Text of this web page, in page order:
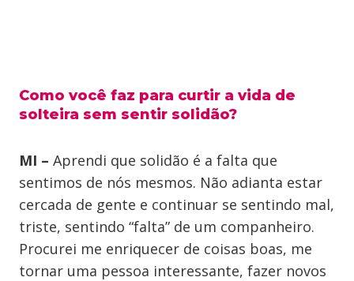
Como você faz para curtir a vida de
solteira sem sentir solidão?
MI – Aprendi que solidão é a falta que
sentimos de nós mesmos. Não adianta estar
cercada de gente e continuar se sentindo mal,
triste, sentindo “falta” de um companheiro.
Procurei me enriquecer de coisas boas, me
tornar uma pessoa interessante, fazer novos